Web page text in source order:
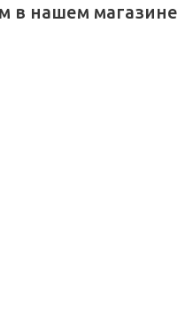
в нашем магазине